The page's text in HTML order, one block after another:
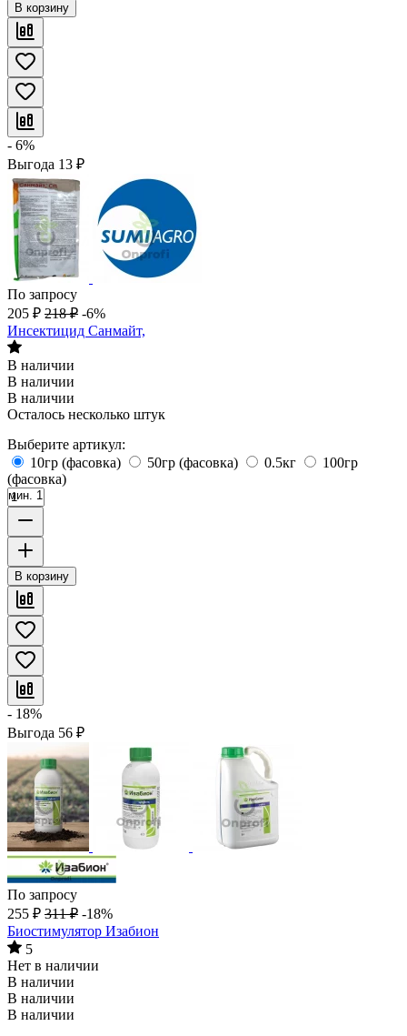
В корзину
- 6%
Выгода 13 ₽
По запросу
205 ₽ 218 ₽ -6%
Инсектицид Санмайт,
В наличии
В наличии
В наличии
Осталось несколько штук
Выберите артикул:
10гр (фасовка)
50гр (фасовка) 0.5кг
100гр
(фасовка)
мин. 1
В корзину
- 18%
Выгода 56 ₽
По запросу
255 ₽ 311 ₽ -18%
Биостимулятор Изабион
5
Нет в наличии
В наличии
В наличии
В наличии